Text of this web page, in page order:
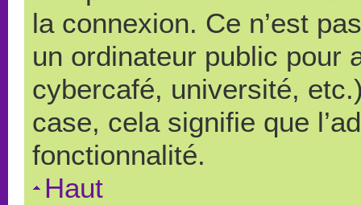
la connexion. Ce n’est
un ordinateur public pour
cybercafé, université,
case, cela signifie que
fonctionnalité.
Haut